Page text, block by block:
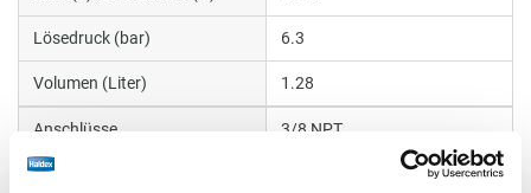
Lösedruck (bar) 6.3
Volumen (Liter) 1.28
Anschlüsse 3/8 NPT
Kolbenstangengewinde